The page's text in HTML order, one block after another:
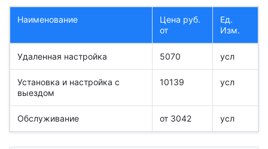
Наименование
Цена руб.
от
Ед.
Изм.
Удаленная настройка 5070 усл
Установка и настройка с
выездом
10139 усл
Обслуживание от 3042 усл